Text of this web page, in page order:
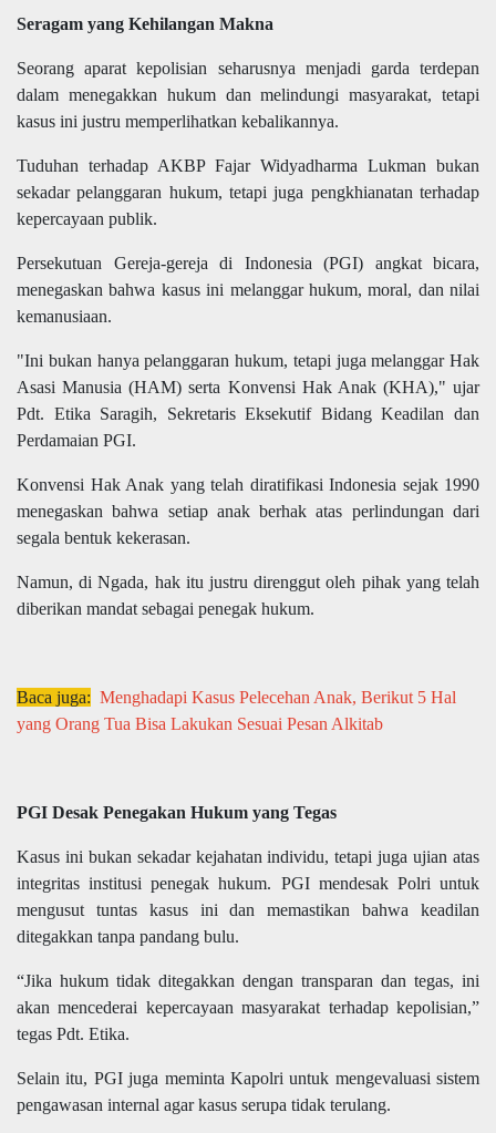
Seragam yang Kehilangan Makna
Seorang aparat kepolisian seharusnya menjadi garda terdepan
dalam menegakkan hukum dan melindungi masyarakat, tetapi
kasus ini justru memperlihatkan kebalikannya.
Tuduhan terhadap AKBP Fajar Widyadharma Lukman bukan
sekadar pelanggaran hukum, tetapi juga pengkhianatan terhadap
kepercayaan publik.
Persekutuan Gereja-gereja di Indonesia (PGI) angkat bicara,
menegaskan bahwa kasus ini melanggar hukum, moral, dan nilai
kemanusiaan.
"Ini bukan hanya pelanggaran hukum, tetapi juga melanggar Hak
Asasi Manusia (HAM) serta Konvensi Hak Anak (KHA)," ujar
Pdt. Etika Saragih, Sekretaris Eksekutif Bidang Keadilan dan
Perdamaian PGI.
Konvensi Hak Anak yang telah diratifikasi Indonesia sejak 1990
menegaskan bahwa setiap anak berhak atas perlindungan dari
segala bentuk kekerasan.
Namun, di Ngada, hak itu justru direnggut oleh pihak yang telah
diberikan mandat sebagai penegak hukum.
Baca juga: Menghadapi Kasus Pelecehan Anak, Berikut 5 Hal
yang Orang Tua Bisa Lakukan Sesuai Pesan Alkitab
PGI Desak Penegakan Hukum yang Tegas
Kasus ini bukan sekadar kejahatan individu, tetapi juga ujian atas
integritas institusi penegak hukum. PGI mendesak Polri untuk
mengusut tuntas kasus ini dan memastikan bahwa keadilan
ditegakkan tanpa pandang bulu.
“Jika hukum tidak ditegakkan dengan transparan dan tegas, ini
akan mencederai kepercayaan masyarakat terhadap kepolisian,”
tegas Pdt. Etika.
Selain itu, PGI juga meminta Kapolri untuk mengevaluasi sistem
pengawasan internal agar kasus serupa tidak terulang.